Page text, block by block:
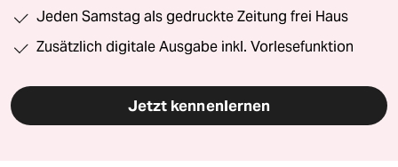
Jeden Samstag als gedruckte Zeitung frei Haus
Zusätzlich digitale Ausgabe inkl. Vorlesefunktion
Jetzt kennenlernen